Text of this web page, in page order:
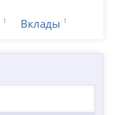
1 Вклады 1